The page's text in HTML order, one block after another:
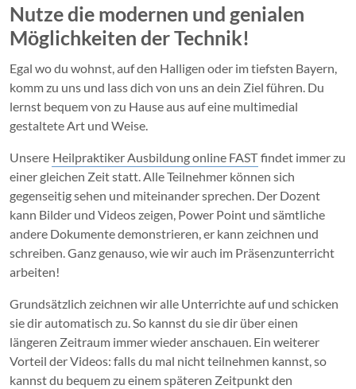
Nutze die modernen und genialen
Möglichkeiten der Technik!
Egal wo du wohnst, auf den Halligen oder im tiefsten Bayern,
komm zu uns und lass dich von uns an dein Ziel führen. Du
lernst bequem von zu Hause aus auf eine multimedial
gestaltete Art und Weise.
Unsere Heilpraktiker Ausbildung online FAST findet immer zu
einer gleichen Zeit statt. Alle Teilnehmer können sich
gegenseitig sehen und miteinander sprechen. Der Dozent
kann Bilder und Videos zeigen, Power Point und sämtliche
andere Dokumente demonstrieren, er kann zeichnen und
schreiben. Ganz genauso, wie wir auch im Präsenzunterricht
arbeiten!
Grundsätzlich zeichnen wir alle Unterrichte auf und schicken
sie dir automatisch zu. So kannst du sie dir über einen
längeren Zeitraum immer wieder anschauen. Ein weiterer
Vorteil der Videos: falls du mal nicht teilnehmen kannst, so
kannst du bequem zu einem späteren Zeitpunkt den